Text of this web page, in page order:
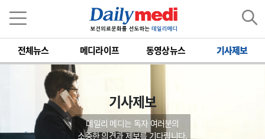
전체뉴스 메디라이프 동영상뉴스 기사제보
기사제보
데일리 메디는 독자 여러분의
소중한 의견과 제보를 기다립니다.